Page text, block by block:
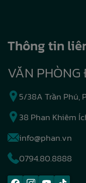
Thông tin
VĂN
5/38A Trần Phú,
38 Phan Khiêm
info@phan.vn
0794.80.8888